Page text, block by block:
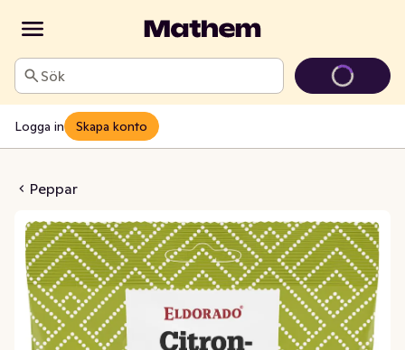
Sök
Logga in Skapa konto
Peppar